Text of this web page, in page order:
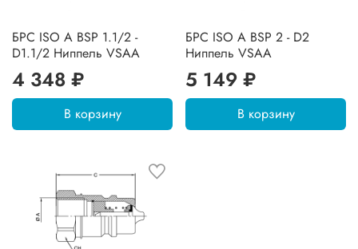
БРС ISO A BSP 1.1/2 -
D1.1/2 Ниппель VSAA
4 348 ₽
В корзину
БРС ISO A BSP 2 - D2
Ниппель VSAA
5 149 ₽
В корзину